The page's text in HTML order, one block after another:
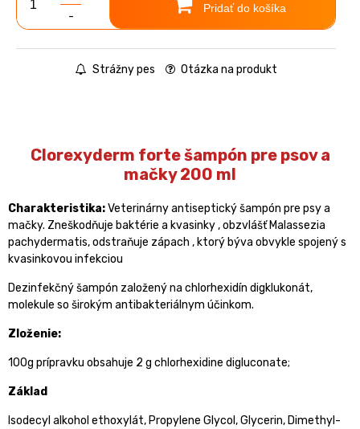
-
Pridať do košíka
Strážny pes Otázka na produkt
Clorexyderm forte šampón pre psov a
mačky 200 ml
Charakteristika:Veterinárny antiseptický šampón pre psy a
mačky. Zneškodňuje baktérie a kvasinky , obzvlášť Malassezia
pachydermatis, odstraňuje zápach , ktorý býva obvykle spojený s
kvasinkovou infekciou
Dezinfekčný šampón založený na chlorhexidín digklukonát,
molekule so širokým antibakteriálnym účinkom.
Zloženie:
100g prípravku obsahuje 2 g chlorhexidine digluconate;
Základ
Isodecyl alkohol ethoxylát, Propylene Glycol, Glycerin, Dimethyl-